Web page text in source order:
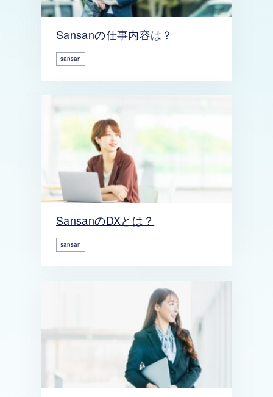
Sansanの仕事内容は？
sansan
SansanのDXとは？
sansan